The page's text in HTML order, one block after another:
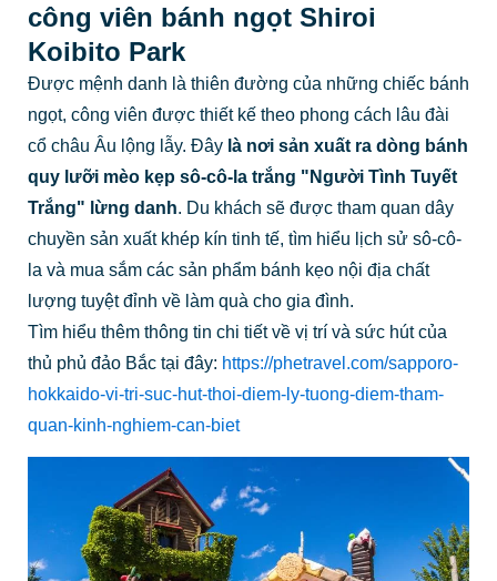
công viên bánh ngọt Shiroi
Koibito Park
Được mệnh danh là thiên đường của những chiếc bánh
ngọt, công viên được thiết kế theo phong cách lâu đài
cổ châu Âu lộng lẫy. Đây là nơi sản xuất ra dòng bánh
quy lưỡi mèo kẹp sô-cô-la trắng "Người Tình Tuyết
Trắng" lừng danh. Du khách sẽ được tham quan dây
chuyền sản xuất khép kín tinh tế, tìm hiểu lịch sử sô-cô-
la và mua sắm các sản phẩm bánh kẹo nội địa chất
lượng tuyệt đỉnh về làm quà cho gia đình.
Tìm hiểu thêm thông tin chi tiết về vị trí và sức hút của
thủ phủ đảo Bắc tại đây: https://phetravel.com/sapporo-
hokkaido-vi-tri-suc-hut-thoi-diem-ly-tuong-diem-tham-
quan-kinh-nghiem-can-biet